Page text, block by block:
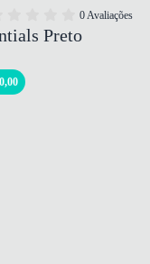
0 Avaliações
Preto